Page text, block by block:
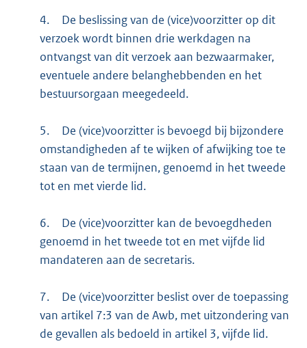
4.
De beslissing van de (vice)voorzitter op dit
verzoek wordt binnen drie werkdagen na
ontvangst van dit verzoek aan bezwaarmaker,
eventuele andere belanghebbenden en het
bestuursorgaan meegedeeld.
5.
De (vice)voorzitter is bevoegd bij bijzondere
omstandigheden af te wijken of afwijking toe te
staan van de termijnen, genoemd in het tweede
tot en met vierde lid.
6.
De (vice)voorzitter kan de bevoegdheden
genoemd in het tweede tot en met vijfde lid
mandateren aan de secretaris.
7.
De (vice)voorzitter beslist over de toepassing
van artikel 7:3 van de Awb, met uitzondering van
de gevallen als bedoeld in artikel 3, vijfde lid.